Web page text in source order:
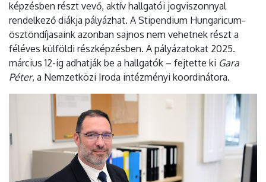
képzésben részt vevő, aktív hallgatói jogviszonnyal
rendelkező diákja pályázhat. A Stipendium Hungaricum-
ösztöndíjasaink azonban sajnos nem vehetnek részt a
féléves külföldi részképzésben. A pályázatokat 2025.
március 12-ig adhatják be a hallgatók – fejtette ki Gara
Péter, a Nemzetközi Iroda intézményi koordinátora.